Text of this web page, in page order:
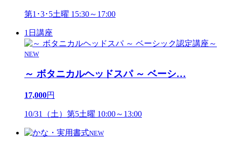
第1･3･5土曜 15:30～17:00
1日講座
NEW
～ ボタニカルヘッドスパ ～ ベーシ…
17,000円
10/31（土）第5土曜 10:00～13:00
NEW